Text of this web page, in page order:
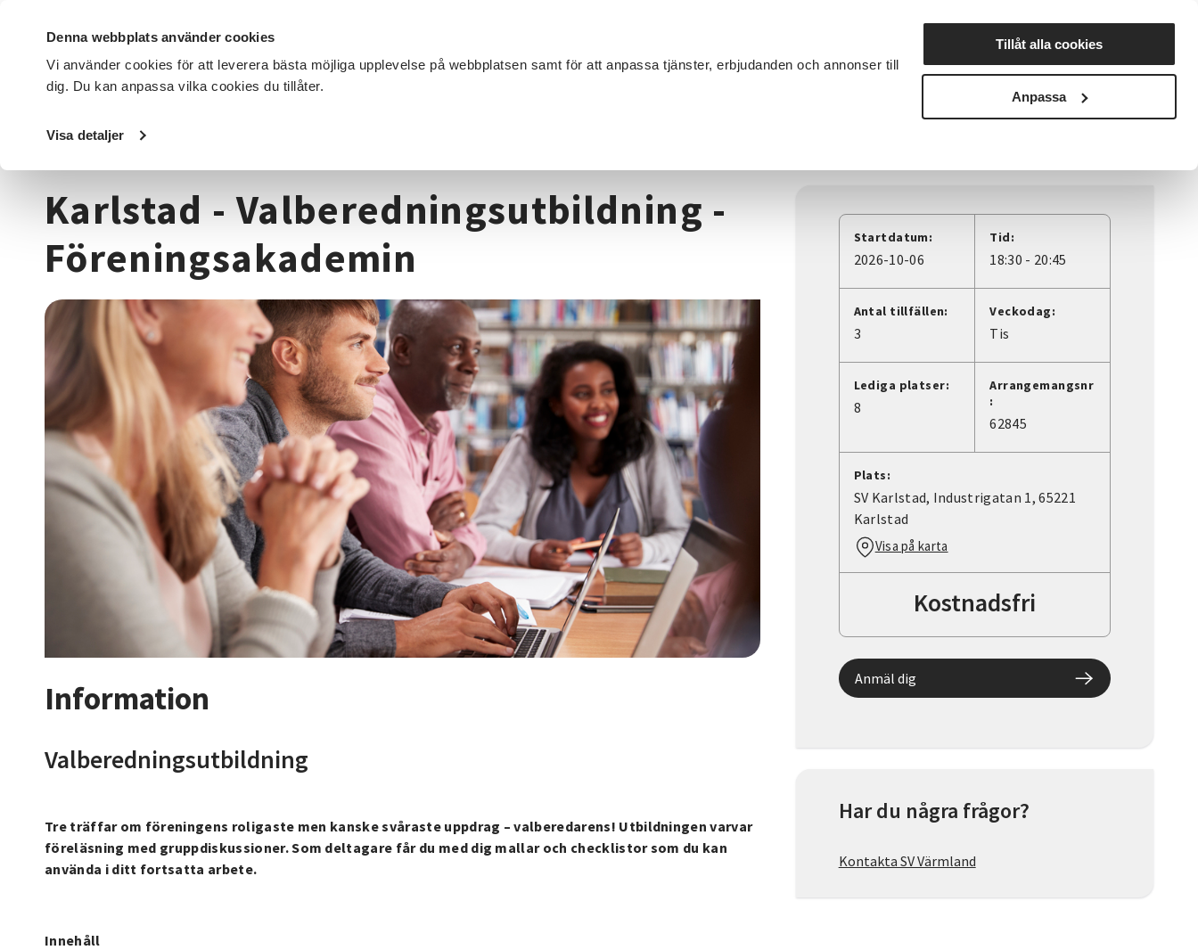
Denna webbplats använder cookies
Vi använder cookies för att leverera bästa möjliga upplevelse på webbplatsen samt för att anpassa tjänster, erbjudanden och annonser till
dig. Du kan anpassa vilka cookies du tillåter.
Visa detaljer
Tillåt alla cookies
Anpassa
DET HÄR GÖR VI FÖR DIG SOM SÖK KURSER OCH EVENEMANG Nyheter Avdelningar
Startsida / Kurser och evenemang
Karlstad - Valberedningsutbildning -
Föreningsakademin
Information
Valberedningsutbildning
Tre träffar om föreningens roligaste men kanske svåraste uppdrag – valberedarens! Utbildningen varvar
föreläsning med gruppdiskussioner. Som deltagare får du med dig mallar och checklistor som du kan
använda i ditt fortsatta arbete.
Innehåll
Startdatum:
2026-10-06
Tid:
18:30 - 20:45
Antal tillfällen:
3
Veckodag:
Tis
Lediga platser:
8
Arrangemangsnr
:
62845
Plats:
SV Karlstad, Industrigatan 1, 65221
Karlstad
Visa på karta
Kostnadsfri
Anmäl dig
Har du några frågor?
Kontakta SV Värmland